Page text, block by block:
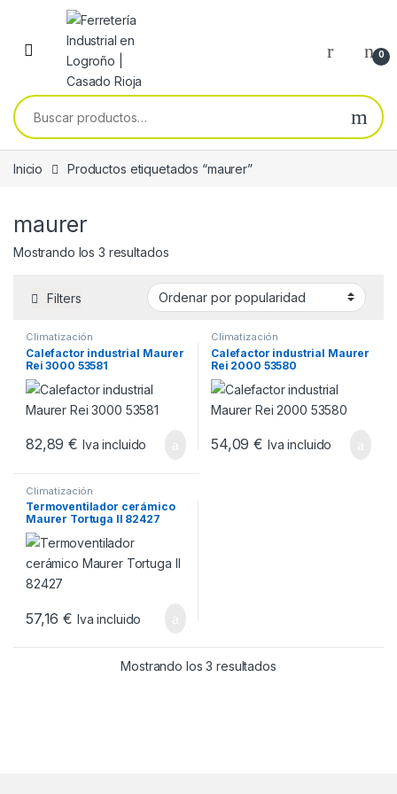
Skip to navigation
Skip to content
0
Buscar por:
Inicio Productos etiquetados “maurer”
maurer
Mostrando los 3 resultadosOrdenado por popularidad
Filters
Climatización
Calefactor industrial Maurer
Rei 3000 53581
82,89€ Iva incluido
Climatización
Calefactor industrial Maurer
Rei 2000 53580
54,09€ Iva incluido
Climatización
Termoventilador cerámico
Maurer Tortuga II 82427
57,16€ Iva incluido
Mostrando los 3 resultadosOrdenado por